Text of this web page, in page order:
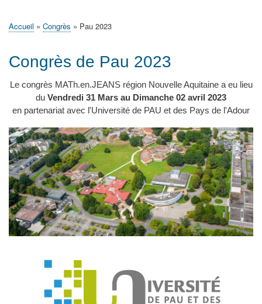
Accueil
Actualités
MATh.en.JEANS ?
Régions et Ateliers
Créer, gérer un atelier
Sujets/Publications
Congrès
d'Ariane
Accueil Congrès Pau 2023
Congrès de Pau 2023
Le congrès MATh.en.JEANS région Nouvelle Aquitaine a eu lieu
du Vendredi 31 Mars au Dimanche 02 avril 2023
en partenariat avec l'Université de PAU et des Pays de l'Adour